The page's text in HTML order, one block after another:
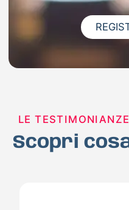
LE
Scopri